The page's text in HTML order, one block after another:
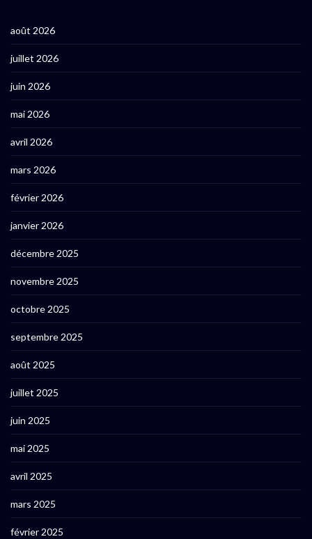
août 2026
juillet 2026
juin 2026
mai 2026
avril 2026
mars 2026
février 2026
janvier 2026
décembre 2025
novembre 2025
octobre 2025
septembre 2025
août 2025
juillet 2025
juin 2025
mai 2025
avril 2025
mars 2025
février 2025